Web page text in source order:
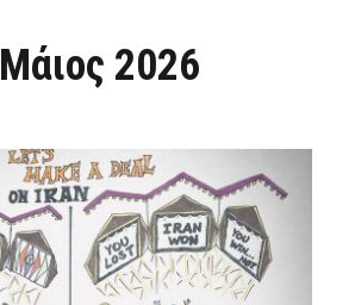
Μάιος 2026